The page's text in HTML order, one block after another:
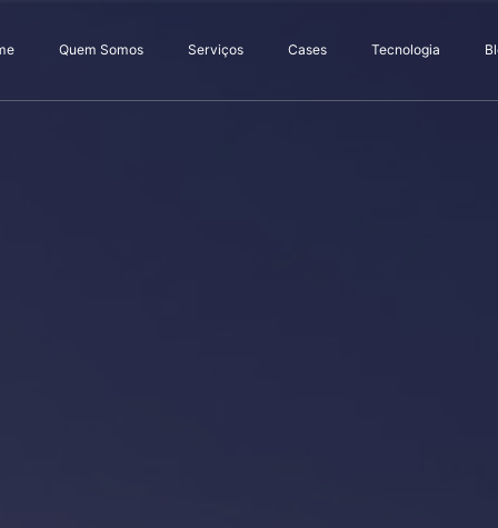
Quem Somos Serviços Cases Tecnologia